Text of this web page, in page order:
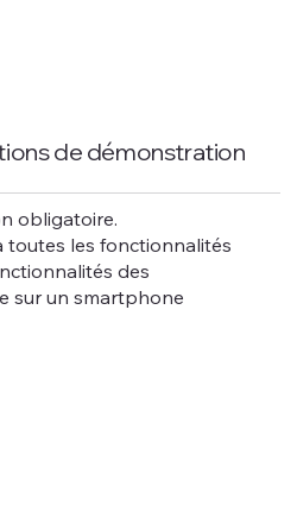
de démonstration
obligatoire.
toutes les fonctionnalités
des
sur un smartphone